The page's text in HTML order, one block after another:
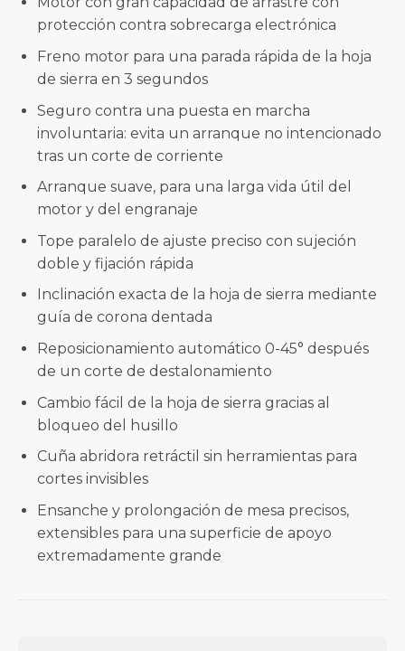
protección contra sobrecarga electrónica
Freno motor para una parada rápida de la hoja
de sierra en 3 segundos
Seguro contra una puesta en marcha
involuntaria: evita un arranque no intencionado
tras un corte de corriente
Arranque suave, para una larga vida útil del
motor y del engranaje
Tope paralelo de ajuste preciso con sujeción
doble y fijación rápida
Inclinación exacta de la hoja de sierra mediante
guía de corona dentada
Reposicionamiento automático 0-45° después
de un corte de destalonamiento
Cambio fácil de la hoja de sierra gracias al
bloqueo del husillo
Cuña abridora retráctil sin herramientas para
cortes invisibles
Ensanche y prolongación de mesa precisos,
extensibles para una superficie de apoyo
extremadamente grande